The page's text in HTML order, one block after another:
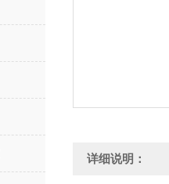
详细说明：